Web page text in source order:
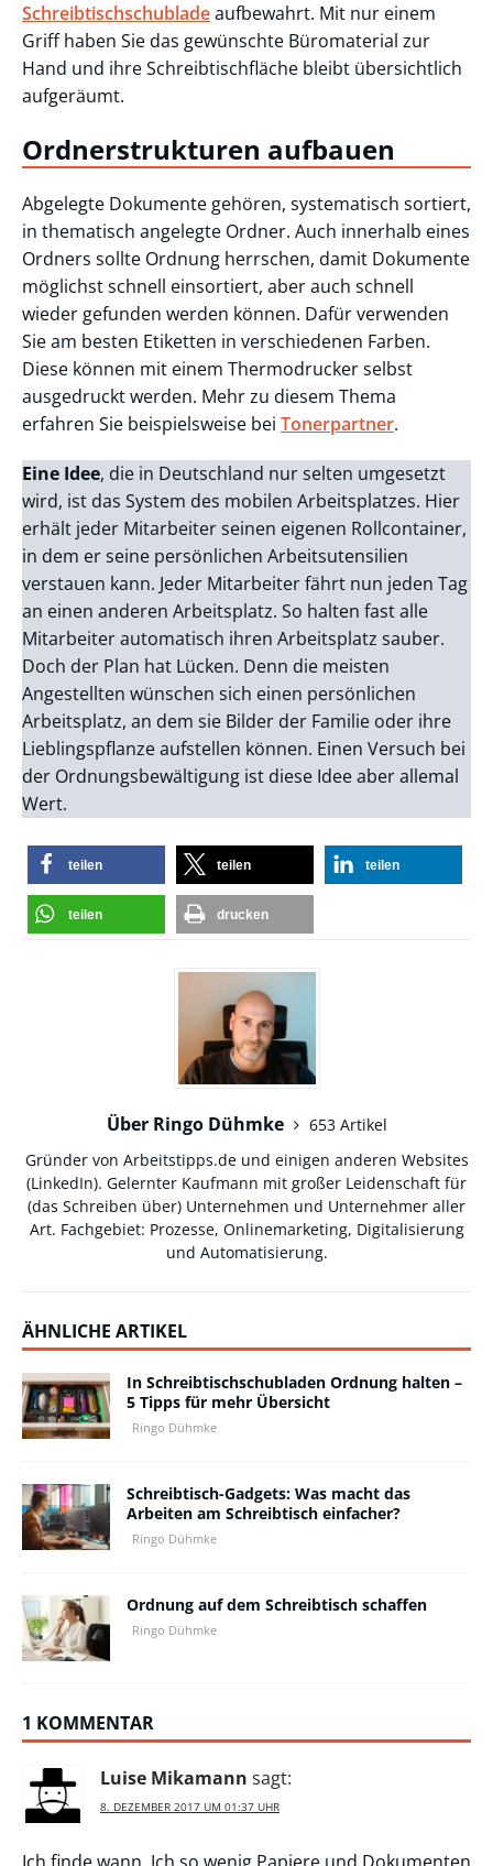
Schreibtischschubladeaufbewahrt. Mit nur einem
Griff haben Sie das gewünschte Büromaterial zur
Hand und ihre Schreibtischfläche bleibt übersichtlich
aufgeräumt.
Ordnerstrukturen aufbauen
Abgelegte Dokumente gehören, systematisch sortiert,
in thematisch angelegte Ordner. Auch innerhalb eines
Ordners sollte Ordnung herrschen, damit Dokumente
möglichst schnell einsortiert, aber auch schnell
wieder gefunden werden können. Dafür verwenden
Sie am besten Etiketten in verschiedenen Farben.
Diese können mit einem Thermodrucker selbst
ausgedruckt werden. Mehr zu diesem Thema
erfahren Sie beispielsweise bei Tonerpartner.
Eine Idee, die in Deutschland nur selten umgesetzt
wird, ist das System des mobilen Arbeitsplatzes. Hier
erhält jeder Mitarbeiter seinen eigenen Rollcontainer,
in dem er seine persönlichen Arbeitsutensilien
verstauen kann. Jeder Mitarbeiter fährt nun jeden Tag
an einen anderen Arbeitsplatz. So halten fast alle
Mitarbeiter automatisch ihren Arbeitsplatz sauber.
Doch der Plan hat Lücken. Denn die meisten
Angestellten wünschen sich einen persönlichen
Arbeitsplatz, an dem sie Bilder der Familie oder ihre
Lieblingspflanze aufstellen können. Einen Versuch bei
der Ordnungsbewältigung ist diese Idee aber allemal
Wert.
teilen teilen teilen
teilen drucken
Über Ringo Dühmke
653 Artikel
Gründer von Arbeitstipps.de und einigen anderen Websites
(LinkedIn). Gelernter Kaufmann mit großer Leidenschaft für
(das Schreiben über) Unternehmen und Unternehmer aller
Art. Fachgebiet: Prozesse, Onlinemarketing, Digitalisierung
und Automatisierung.
ÄHNLICHE ARTIKEL
In Schreibtischschubladen Ordnung halten –
5 Tipps für mehr Übersicht
Ringo Dühmke
Schreibtisch-Gadgets: Was macht das
Arbeiten am Schreibtisch einfacher?
Ringo Dühmke
Ordnung auf dem Schreibtisch schaffen
Ringo Dühmke
1 KOMMENTAR
Luise Mikamann sagt:
8. DEZEMBER 2017 UM 01:37 UHR